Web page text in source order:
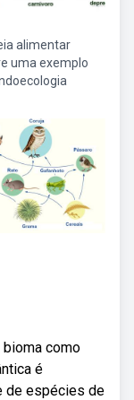
alimentar
uma exemplo
como
é
de espécies de